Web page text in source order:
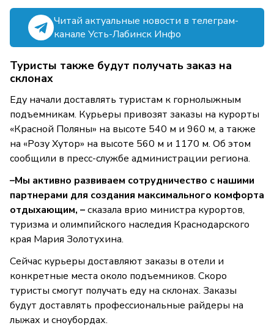
Читай актуальные новости в телеграм-
канале Усть-Лабинск Инфо
Туристы также будут получать заказ на
склонах
Еду начали доставлять туристам к горнолыжным
подъемникам. Курьеры привозят заказы на курорты
«Красной Поляны» на высоте 540 м и 960 м, а также
на «Розу Хутор» на высоте 560 м и 1170 м. Об этом
сообщили в пресс-службе администрации региона.
–Мы активно развиваем сотрудничество с нашими
партнерами для создания максимального комфорта
отдыхающим, –сказала врио министра курортов,
туризма и олимпийского наследия Краснодарского
края Мария Золотухина.
Сейчас курьеры доставляют заказы в отели и
конкретные места около подъемников. Скоро
туристы смогут получать еду на склонах. Заказы
будут доставлять профессиональные райдеры на
лыжах и сноубордах.